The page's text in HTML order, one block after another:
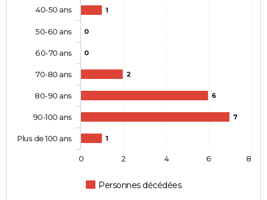
1
0
0
2
6
7
1
Personnes décédées
40-50 ans
50-60 ans
60-70 ans
70-80 ans
80-90 ans
90-100 ans
Plus de 100 ans
0 2 4 6 8